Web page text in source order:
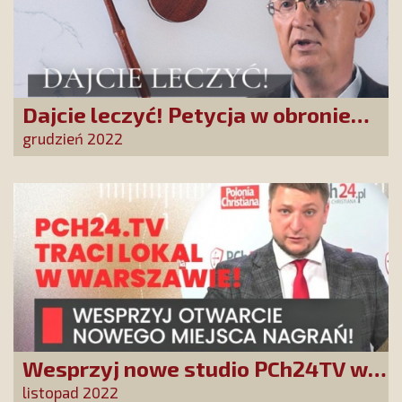
Dajcie leczyć! Petycja w obronie
doktora Martyki
grudzień 2022
Wesprzyj nowe studio PCh24TV w
Warszawie
listopad 2022